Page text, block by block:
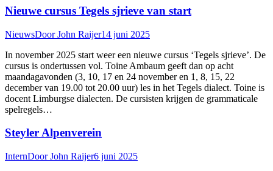
Nieuwe cursus Tegels sjrieve van start
NieuwsDoorJohn Raijer14 juni 2025
In november 2025 start weer een nieuwe cursus ‘Tegels sjrieve’. De
cursus is ondertussen vol. Toine Ambaum geeft dan op acht
maandagavonden (3, 10, 17 en 24 november en 1, 8, 15, 22
december van 19.00 tot 20.00 uur) les in het Tegels dialect. Toine is
docent Limburgse dialecten. De cursisten krijgen de grammaticale
spelregels…
Steyler Alpenverein
InternDoorJohn Raijer6 juni 2025